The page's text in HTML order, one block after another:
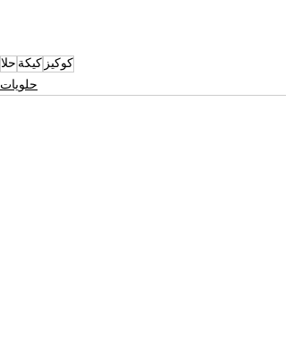
حلا كيكة كوكيز
حلويات